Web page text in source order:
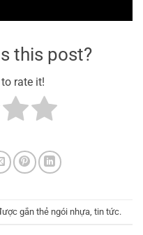
this post?
rate it!
gắn thẻ ngói nhựa tin tức.